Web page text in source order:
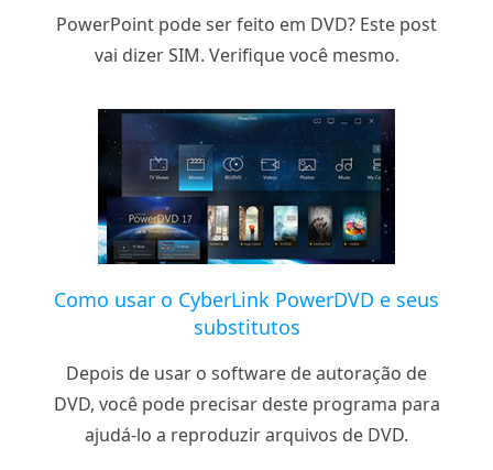
PowerPoint pode ser feito em DVD? Este post
vai dizer SIM. Verifique você mesmo.
Como usar o CyberLink PowerDVD e seus
substitutos
Depois de usar o software de autoração de
DVD, você pode precisar deste programa para
ajudá-lo a reproduzir arquivos de DVD.